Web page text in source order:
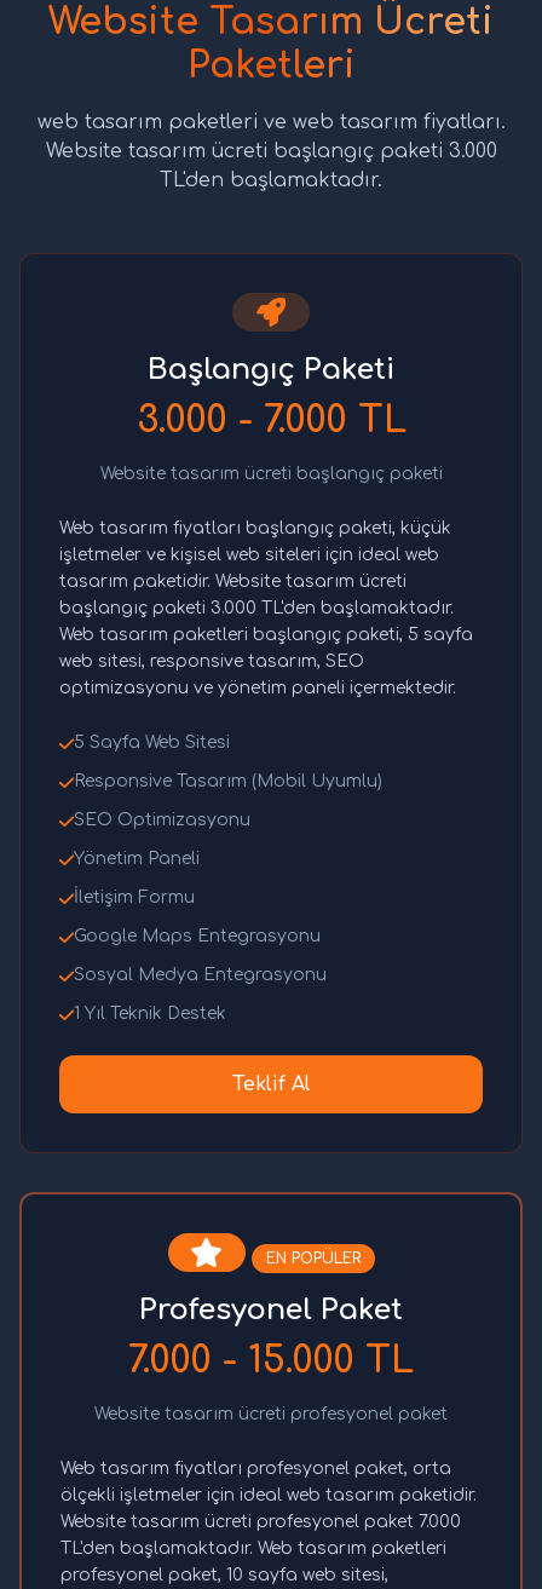
Website Tasarım Ücreti
Paketleri
web tasarım paketleri ve web tasarım fiyatları.
Website tasarım ücreti başlangıç paketi 3.000
TL'den başlamaktadır.
Başlangıç Paketi
3.000 - 7.000 TL
Website tasarım ücreti başlangıç paketi
Web tasarım fiyatları başlangıç paketi, küçük
işletmeler ve kişisel web siteleri için ideal web
tasarım paketidir. Website tasarım ücreti
başlangıç paketi 3.000 TL'den başlamaktadır.
Web tasarım paketleri başlangıç paketi, 5 sayfa
web sitesi, responsive tasarım, SEO
optimizasyonu ve yönetim paneli içermektedir.
5 Sayfa Web Sitesi
Responsive Tasarım (Mobil Uyumlu)
SEO Optimizasyonu
Yönetim Paneli
İletişim Formu
Google Maps Entegrasyonu
Sosyal Medya Entegrasyonu
1 Yıl Teknik Destek
Teklif Al
EN POPÜLER
Profesyonel Paket
7.000 - 15.000 TL
Website tasarım ücreti profesyonel paket
Web tasarım fiyatları profesyonel paket, orta
ölçekli işletmeler için ideal web tasarım paketidir.
Website tasarım ücreti profesyonel paket 7.000
TL'den başlamaktadır. Web tasarım paketleri
profesyonel paket, 10 sayfa web sitesi,